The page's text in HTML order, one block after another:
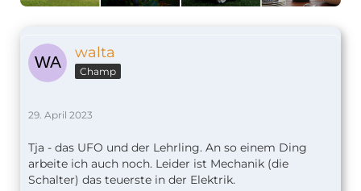
walta
Champ
29. April 2023
Tja - das UFO und der Lehrling. An so einem Ding
arbeite ich auch noch. Leider ist Mechanik (die
Schalter) das teuerste in der Elektrik.